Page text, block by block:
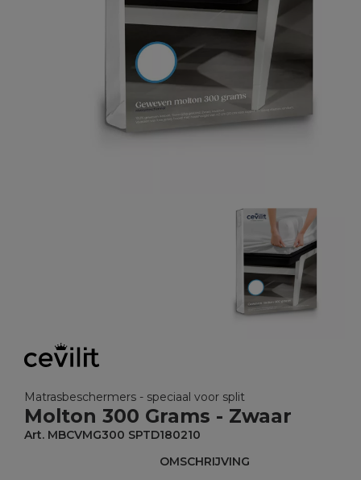
Matrasbeschermers - speciaal voor split
Molton 300 Grams - Zwaar
Art. MBCVMG300 SPTD180210
OMSCHRIJVING